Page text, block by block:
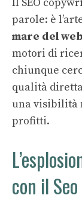
Il SEO
parole: è
mare del web
motori di
chiunque
qualità
una visibilità
profitti.
con il